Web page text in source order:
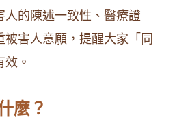
人的陳述一致性、醫療證
害人意願，提醒大家「同
。
麼？